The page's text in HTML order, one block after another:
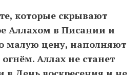
которые скрывают
Аллахом в Писании и
малую цену, наполняют
Аллах не станет